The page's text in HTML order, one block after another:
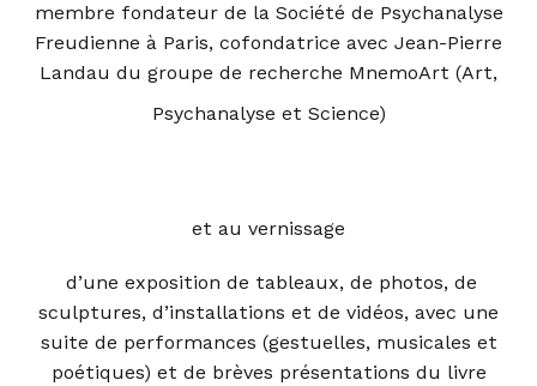
membre fondateur de la Société de Psychanalyse
Freudienne à Paris, cofondatrice avec Jean-Pierre
Landau du groupe de recherche MnemoArt (Art,
Psychanalyse et Science)
et au vernissage
d’une exposition de tableaux, de photos, de
sculptures, d’installations et de vidéos, avec une
suite de performances (gestuelles, musicales et
poétiques) et de brèves présentations du livre